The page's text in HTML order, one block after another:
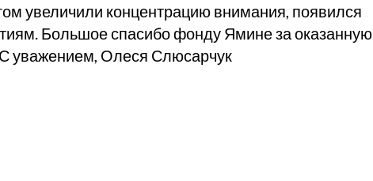
увеличили концентрацию внимания, появился
Большое спасибо фонду Ямине за оказанную
уважением, Олеся Слюсарчук